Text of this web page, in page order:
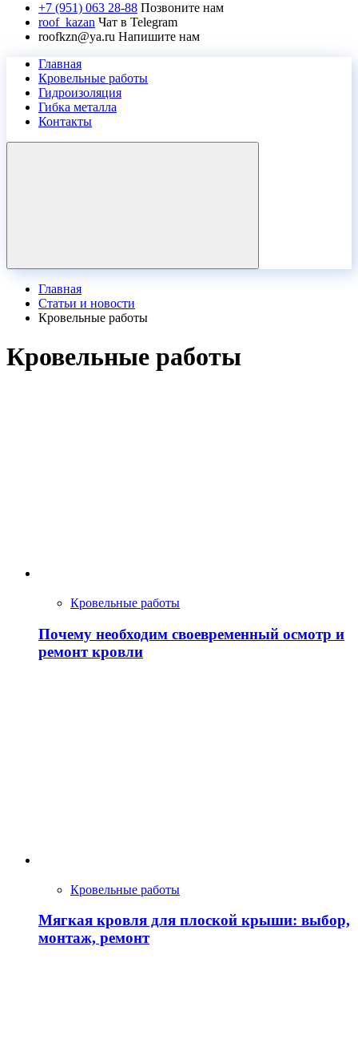
+7 (951) 063 28-88 Позвоните нам
roof_kazan Чат в Telegram
roofkzn@ya.ru Напишите нам
Главная
Кровельные работы
Гидроизоляция
Гибка металла
Контакты
Главная
Статьи и новости
Кровельные работы
Кровельные работы
Кровельные работы
Почему необходим своевременный осмотр и
ремонт кровли
Кровельные работы
Мягкая кровля для плоской крыши: выбор,
монтаж, ремонт